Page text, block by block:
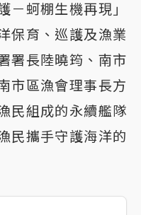
－蚵棚生機再現」
保育、巡護及漁業
署長陸曉筠、南市
市區漁會理事長方
民組成的永續艦隊
民攜手守護海洋的